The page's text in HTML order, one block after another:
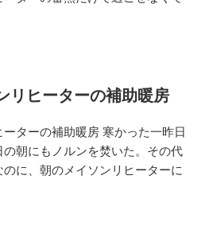
リヒーターの補助暖房
ーターの補助暖房 寒かった一昨日
朝にもノルンを焚いた。その代
に、朝のメイソンリヒーターに